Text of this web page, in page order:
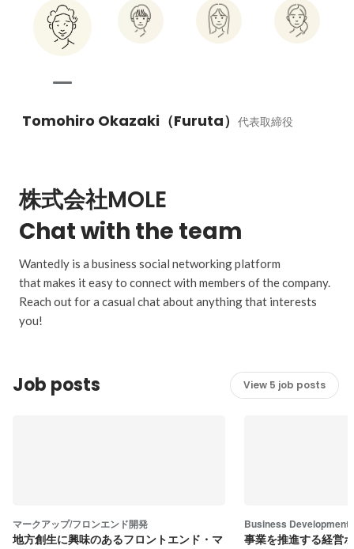
Tomohiro Okazaki（Furuta） 代表取締役
株式会社MOLE
Chat with the team
Wantedly is a business social networking platform
that makes it easy to connect with members of the company.
Reach out for a casual chat about anything that interests
you!
Job posts View 5 job posts
マークアップ/フロンエンド開発
地方創生に興味のあるフロントエンド・マ
Business Development
事業を推進する経営